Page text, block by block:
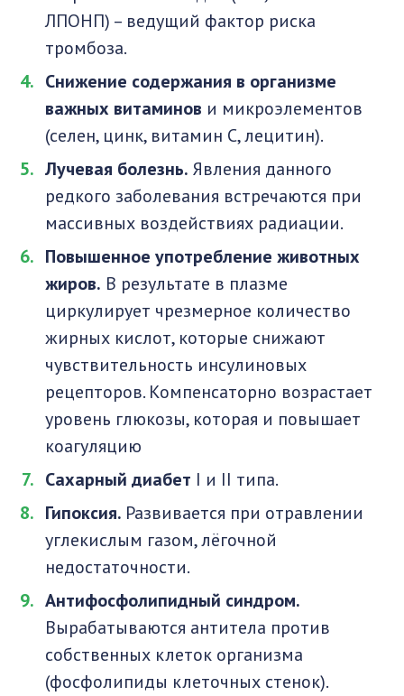
ЛПОНП) – ведущий фактор риска
тромбоза.
Снижение содержания в организме
важных витаминов и микроэлементов
(селен, цинк, витамин С, лецитин).
Лучевая болезнь. Явления данного
редкого заболевания встречаются при
массивных воздействиях радиации.
Повышенное употребление животных
жиров. В результате в плазме
циркулирует чрезмерное количество
жирных кислот, которые снижают
чувствительность инсулиновых
рецепторов. Компенсаторно возрастает
уровень глюкозы, которая и повышает
коагуляцию
Сахарный диабет I и II типа.
Гипоксия. Развивается при отравлении
углекислым газом, лёгочной
недостаточности.
Антифосфолипидный синдром.
Вырабатываются антитела против
собственных клеток организма
(фосфолипиды клеточных стенок).